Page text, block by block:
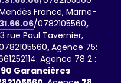
France, Marne-
/0782105560,
3 rue Paul Tavernier,
,Agence 75:
Agence 78 2 :
Garancières